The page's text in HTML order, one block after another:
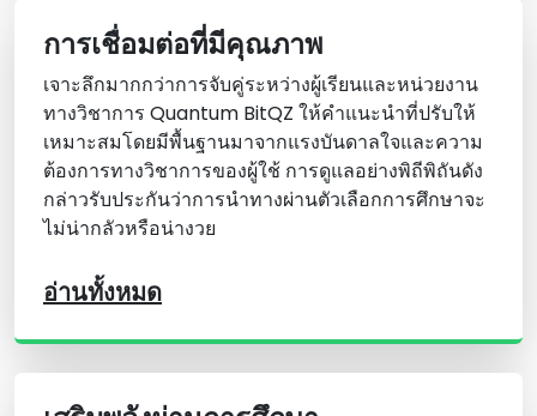
การเชื่อมต่อที่มีคุณภาพ
เจาะลึกมากกว่าการจับคู่ระหว่างผู้เรียนและหน่วยงาน
ทางวิชาการ Quantum BitQZ ให้คําแนะนําที่ปรับให้
เหมาะสมโดยมีพื้นฐานมาจากแรงบันดาลใจและความ
ต้องการทางวิชาการของผู้ใช้ การดูแลอย่างพิถีพิถันดัง
กล่าวรับประกันว่าการนําทางผ่านตัวเลือกการศึกษาจะ
ไม่น่ากลัวหรือน่างวย
อ่านทั้งหมด